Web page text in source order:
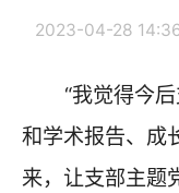
2023-04-28
“我觉得今
和学术报告、成
来，让支部主题